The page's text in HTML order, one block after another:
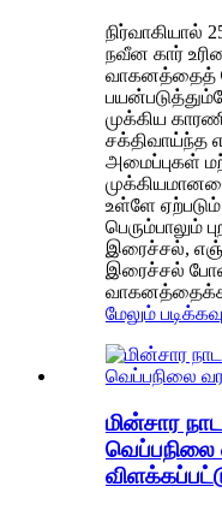
நிர்வாகியால்
நவீன கார்
வாகனத்தைத்
முக்கிய
சக்திவாய்ந்த
அமைப்புகள்
உள்ளே
பெரும்பாலும்
இரைச்சல்,
இரைச்சல்
மேலும்
மின்சார
வெப்பநிலை